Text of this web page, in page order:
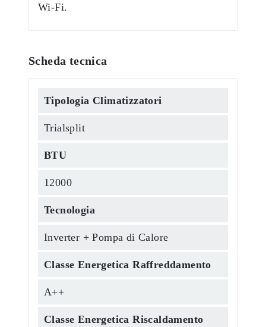
Wi-Fi.
Scheda tecnica
Tipologia Climatizzatori
Trialsplit
BTU
12000
Tecnologia
Inverter + Pompa di Calore
Classe Energetica Raffreddamento
A++
Classe Energetica Riscaldamento